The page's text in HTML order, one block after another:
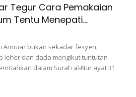
antara 5 rasa: manis, masam,
Umami adalah rasa ringan yang
cendawan dan walnut.
pengaruh tertentu pada
kita berasa kenyang lebih
Tegur Cara Pemakaian
Tentu Menepati...
Annuar bukan sekadar fesyen,
leher dan dada mengikut tuntutan
dalam Surah al-Nur ayat 31.